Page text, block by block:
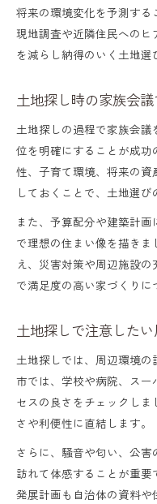
将来の環境変化を予測する
現地調査や近隣住民へのヒ
を減らし納得のいく土地選
土地探し時の家族会
土地探しの過程で家族会
位を明確にすることが成
性、子育て環境、将来の
しておくことで、土地選び
また、予算配分や建築計
で理想の住まい像を描き
え、災害対策や周辺施設
で満足度の高い家づくりに
土地探しで注意した
土地探しでは、周辺環境
市では、学校や病院、スー
セスの良さをチェックし
さや利便性に直結します。
さらに、騒音や匂い、公
訪れて体感することが重
発展計画も自治体の資料や